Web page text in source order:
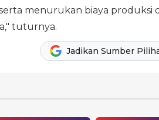
menurukan biaya produksi
tuturnya.
Jadikan Sumber